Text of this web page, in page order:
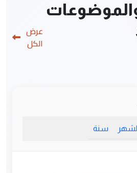
عرض
الكل
سنة